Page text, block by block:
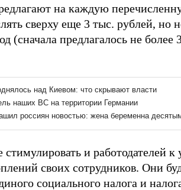
на каждую
сверху еще 3 тыс. рублей, но
(сначала предлагалось не более
стимулировать и работодателей к
своих сотрудников. Они
социального налога и